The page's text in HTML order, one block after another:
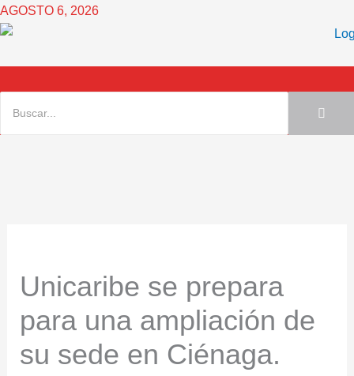
Ir
al
AGOSTO 6, 2026
Unicaribe se prepara
para una ampliación de
su sede en Ciénaga.